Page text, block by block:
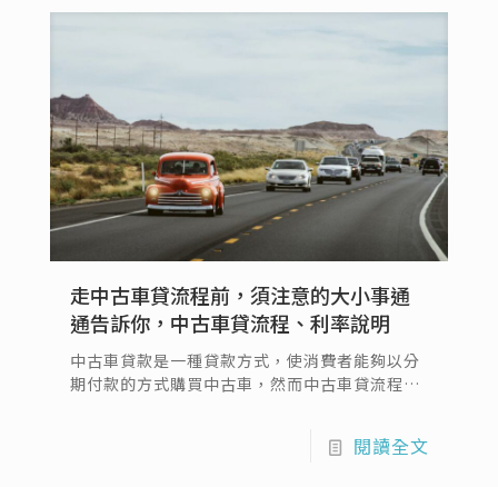
意什麼？手把手帶你成功找到合適的中古車貸款
走中古車貸流程前，須注意的大小事通
通告訴你，中古車貸流程、利率說明
中古車貸款是一種貸款方式，使消費者能夠以分
期付款的方式購買中古車，然而中古車貸流程相
注意事項與常見問題等。無論您是首次購車還是
閱讀全文